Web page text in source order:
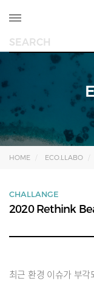
HOME ECO.LLABO
CHALLANGE
2020 Rethink
최근 환경 이슈가 부각